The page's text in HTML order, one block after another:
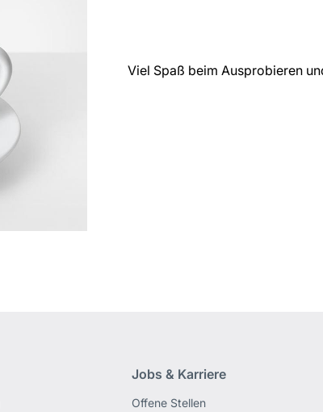
Viel Spaß beim Ausprobieren
Jobs & Karriere
Offene Stellen